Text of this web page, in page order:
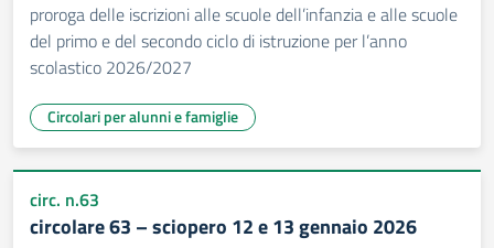
proroga delle iscrizioni alle scuole dell’infanzia e alle scuole
del primo e del secondo ciclo di istruzione per l’anno
scolastico 2026/2027
Circolari per alunni e famiglie
circ. n.63
circolare 63 – sciopero 12 e 13 gennaio 2026